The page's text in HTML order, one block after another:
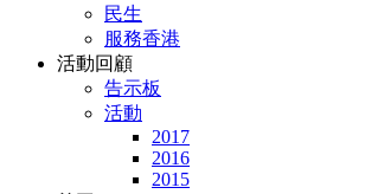
民生
服務香港
活動回顧
告示板
活動
2017
2016
2015